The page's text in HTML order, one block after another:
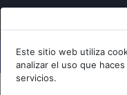
Este sitio web utiliza
analizar el uso que
servicios.